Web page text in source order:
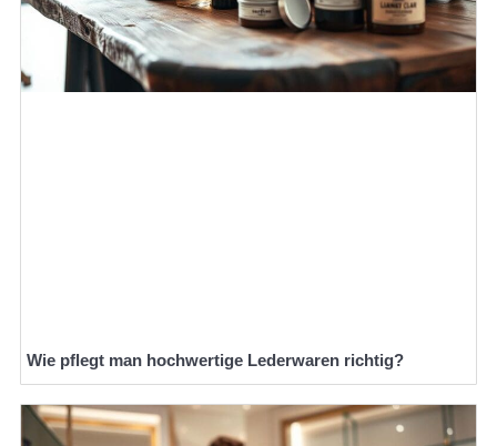
Wie pflegt man hochwertige Lederwaren richtig?